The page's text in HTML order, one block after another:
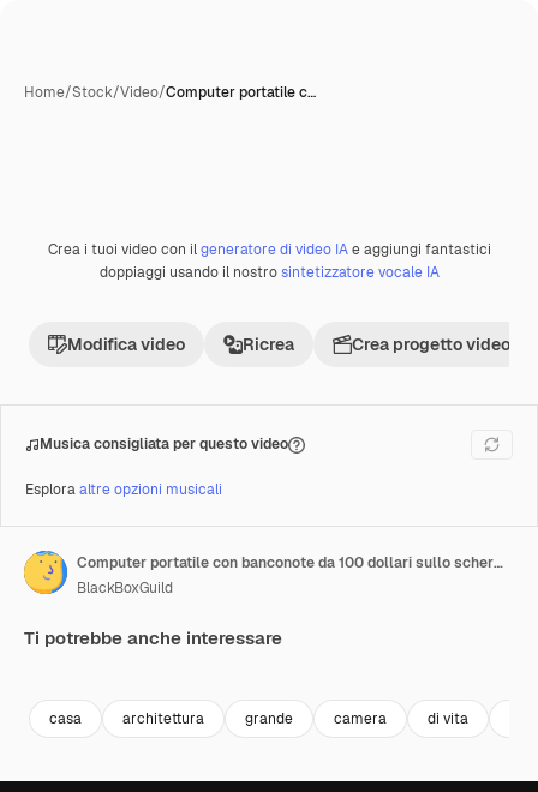
Home/Stock/Video/Computer portatile c…
Premium
Crea i tuoi video con ilgeneratore di video IAe aggiungi fantastici
doppiaggi usando il nostrosintetizzatore vocale IA
Modifica video Ricrea Crea progetto video
Musica consigliata per questo video
Esploraaltre opzioni musicali
Computer portatile con banconote da 100 dollari sullo schermo, appoggiato su un tavolo di marmo in una lussuosa villa
BlackBoxGuild
Ti potrebbe anche interessare
casa architettura grande camera di vita